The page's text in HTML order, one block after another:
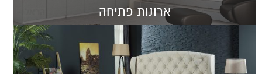
ארונות פתיחה